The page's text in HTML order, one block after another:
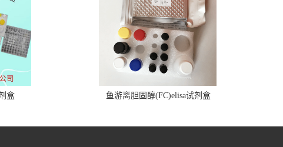
盒 鱼游离胆固醇(FC)elisa试剂盒